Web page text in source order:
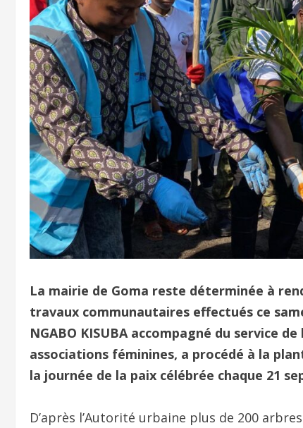
La mairie de Goma reste déterminée à
travaux communautaires effectués ce
NGABO KISUBA accompagné du service
associations féminines, a procédé à la
la journée de la paix célébrée chaque 21
D’après l’Autorité urbaine plus de 200